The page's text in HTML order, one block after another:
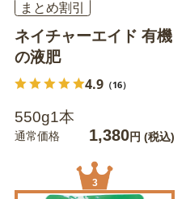
まとめ割引
ネイチャーエイド 有機
の液肥
4.9（16）
550g1本
通常価格 1,380円 (税込)
3